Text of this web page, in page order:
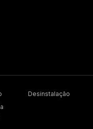
Desinstalação